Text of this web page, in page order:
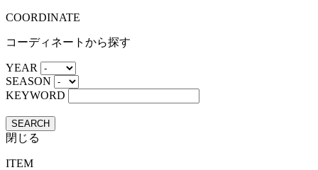
COORDINATE
コーディネートから探す
YEAR
SEASON
KEYWORD
SEARCH
閉じる
ITEM